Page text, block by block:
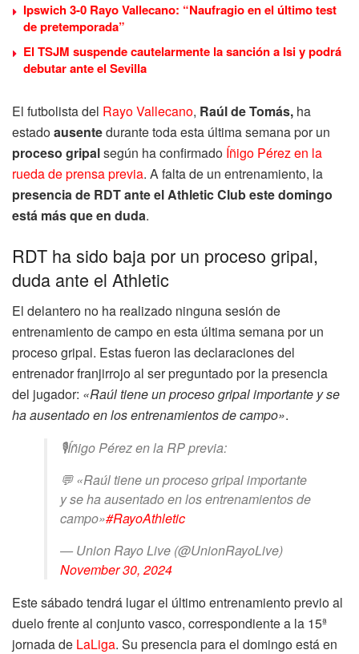
Ipswich 3-0 Rayo Vallecano: “Naufragio en el último test
de pretemporada”
El TSJM suspende cautelarmente la sanción a Isi y podrá
debutar ante el Sevilla
El futbolista del Rayo Vallecano, Raúl de Tomás, ha
estadoausentedurante toda esta última semana por un
proceso gripalsegún ha confirmado Íñigo Pérez en la
rueda de prensa previa. A falta de un entrenamiento, la
presencia de RDT ante el Athletic Club este domingo
está más que en duda.
RDT ha sido baja por un proceso gripal,
duda ante el Athletic
El delantero no ha realizado ninguna sesión de
entrenamiento de campo en esta última semana por un
proceso gripal. Estas fueron las declaraciones del
entrenador franjirrojo al ser preguntado por la presencia
del jugador: «Raúl tiene un proceso gripal importante y se
ha ausentado en los entrenamientos de campo».
🎙️Íñigo Pérez en la RP previa:
💬 «Raúl tiene un proceso gripal importante
y se ha ausentado en los entrenamientos de
campo»#RayoAthletic
— Union Rayo Live (@UnionRayoLive)
November 30, 2024
Este sábado tendrá lugar el último entrenamiento previo al
duelo frente al conjunto vasco, correspondiente a la 15ª
jornada de LaLiga. Su presencia para el domingo está en